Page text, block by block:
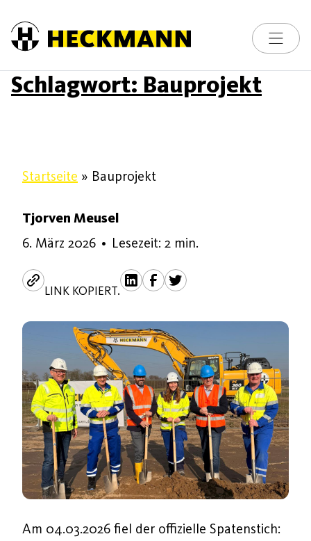
Toggle
Schlagwort: Bauprojekt
Startseite » Bauprojekt
Tjorven Meusel
6. März 20266. März 2026
• Lesezeit: 2 min.
LINK KOPIERT.
Am 04.03.2026 fiel der offizielle Spatenstich: